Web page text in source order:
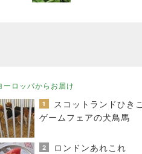
ーロッパからお届け
1
ゲームフェアの犬鳥馬
2
ロンドンあれこれ